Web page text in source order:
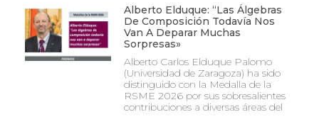
Alberto Elduque: “Las Álgebras
De Composición Todavía Nos
Van A Deparar Muchas
Sorpresas»
Alberto Carlos Elduque Palomo
(Universidad de Zaragoza) ha sido
distinguido con la Medalla de la
RSME 2026 por sus sobresalientes
contribuciones a diversas áreas del